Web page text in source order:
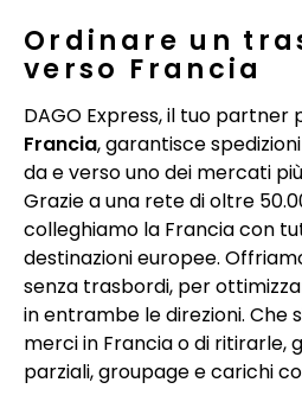
Ordinare un
verso Francia
DAGO Express, il tuo partner
Francia, garantisce
da e verso uno dei mercati
Grazie a una rete di oltre
colleghiamo la Francia con
destinazioni europee.
senza trasbordi, per
in entrambe le direzioni. Che
merci in Francia o di ritirarle,
parziali, groupage e carichi